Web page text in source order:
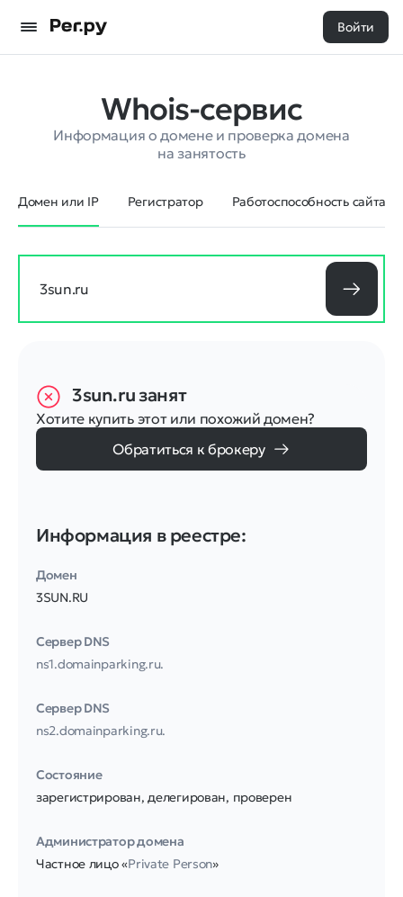
Войти
Whois-сервис
Информация о домене и проверка домена
на занятость
Домен или IP Регистратор Работоспособность сайта
3sun.ruзанят
Хотите купить этот или похожий домен?
Обратиться к брокеру
Информация в реестре:
Домен
3SUN.RU
Сервер DNS
ns1.domainparking.ru.
Сервер DNS
ns2.domainparking.ru.
Соcтояние
зарегистрирован, делегирован, проверен
Администратор домена
Частное лицо «Private Person»